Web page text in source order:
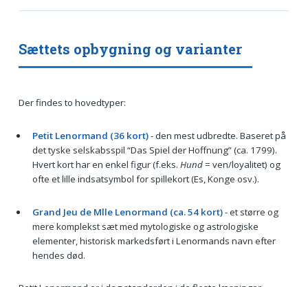
Sættets opbygning og varianter
Der findes to hovedtyper:
Petit Lenormand (36 kort)- den mest udbredte. Baseret på
det tyske selskabsspil “Das Spiel der Hoffnung” (ca. 1799).
Hvert kort har en enkel figur (f.eks. Hund= ven/loyalitet) og
ofte et lille indsatsymbol for spillekort (Es, Konge osv.).
Grand Jeu de Mlle Lenormand (ca. 54 kort)- et større og
mere komplekst sæt med mytologiske og astrologiske
elementer, historisk markedsført i Lenormands navn efter
hendes død.